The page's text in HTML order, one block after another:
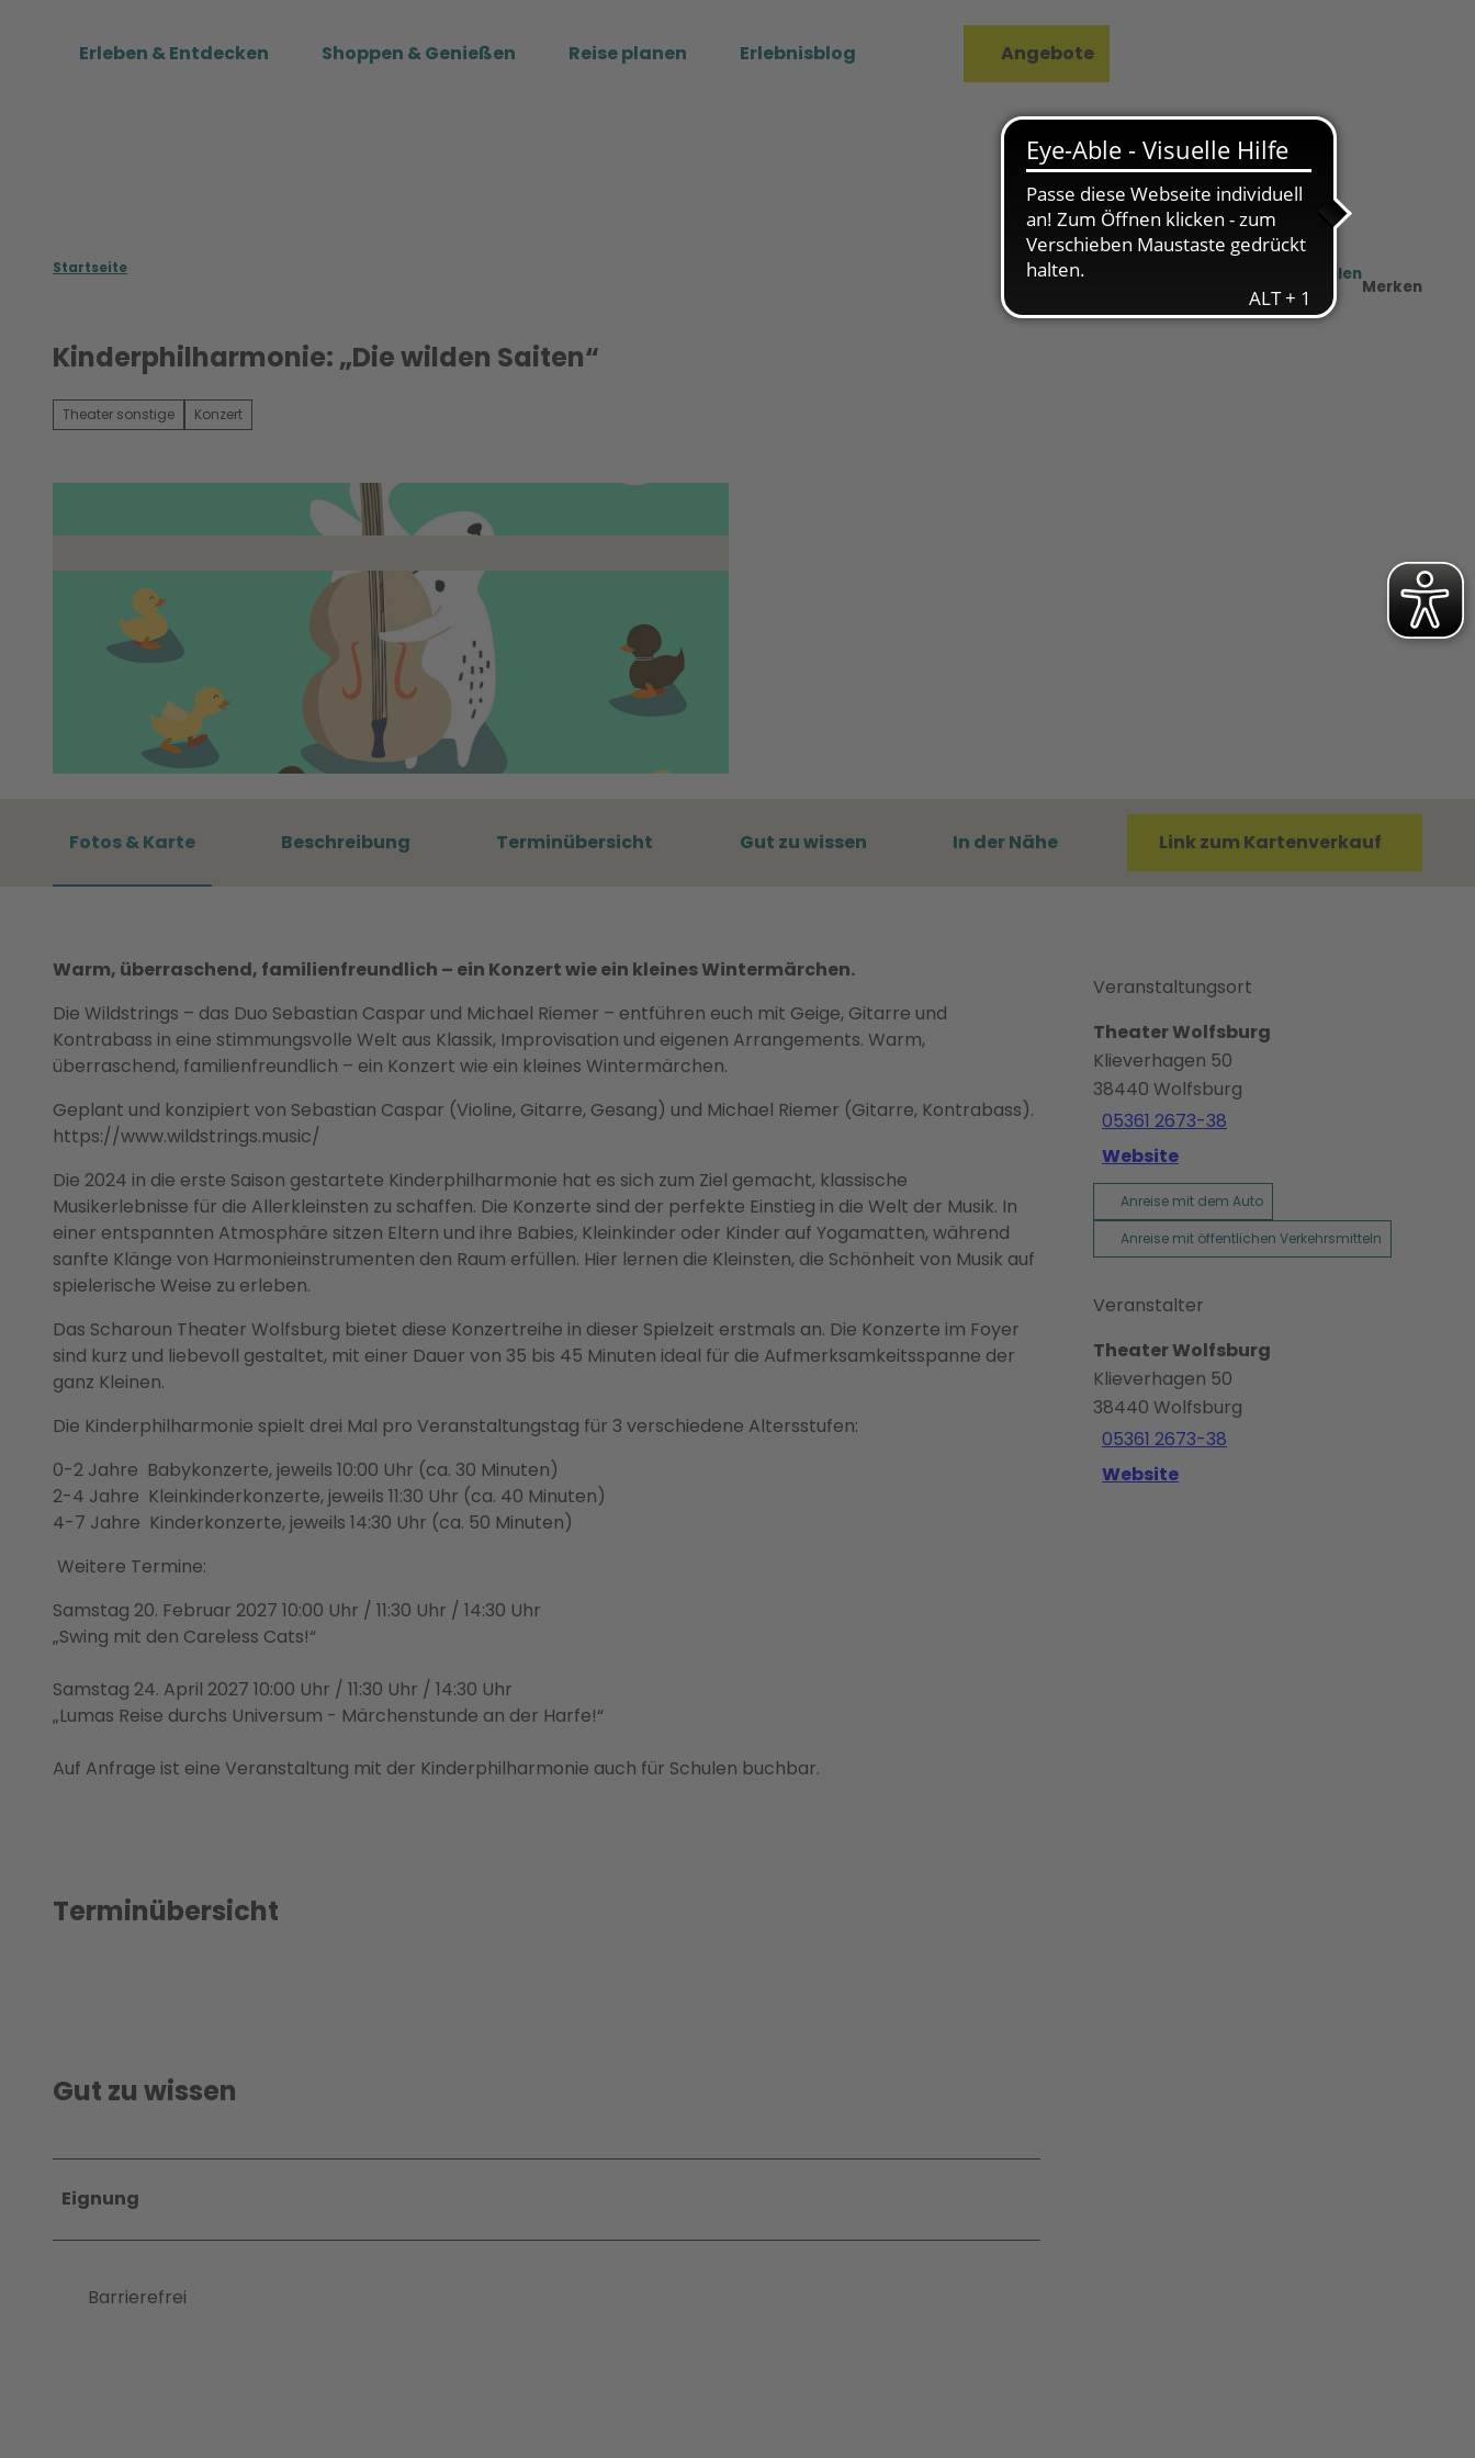
Erleben & Entdecken Shoppen & Genießen Reise planen Erlebnisblog Angebote
Startseite
PDF
Teilen
Merken
Kinderphilharmonie: „Die wilden Saiten“
Theater sonstige Konzert
Fotos & Karte Beschreibung Terminübersicht Gut zu wissen In der Nähe Link zum Kartenverkauf
Warm, überraschend, familienfreundlich – ein Konzert wie ein kleines Wintermärchen.
Die Wildstrings – das Duo Sebastian Caspar und Michael Riemer – entführen euch mit Geige, Gitarre und
Kontrabass in eine stimmungsvolle Welt aus Klassik, Improvisation und eigenen Arrangements. Warm,
überraschend, familienfreundlich – ein Konzert wie ein kleines Wintermärchen.
Geplant und konzipiert von Sebastian Caspar (Violine, Gitarre, Gesang) und Michael Riemer (Gitarre, Kontrabass).
https://www.wildstrings.music/
Die 2024 in die erste Saison gestartete Kinderphilharmonie hat es sich zum Ziel gemacht, klassische
Musikerlebnisse für die Allerkleinsten zu schaffen. Die Konzerte sind der perfekte Einstieg in die Welt der Musik. In
einer entspannten Atmosphäre sitzen Eltern und ihre Babies, Kleinkinder oder Kinder auf Yogamatten, während
sanfte Klänge von Harmonieinstrumenten den Raum erfüllen. Hier lernen die Kleinsten, die Schönheit von Musik auf
spielerische Weise zu erleben.
Das Scharoun Theater Wolfsburg bietet diese Konzertreihe in dieser Spielzeit erstmals an. Die Konzerte im Foyer
sind kurz und liebevoll gestaltet, mit einer Dauer von 35 bis 45 Minuten ideal für die Aufmerksamkeitsspanne der
ganz Kleinen.
Die Kinderphilharmonie spielt drei Mal pro Veranstaltungstag für 3 verschiedene Altersstufen:
0-2 Jahre Babykonzerte, jeweils 10:00 Uhr (ca. 30 Minuten)
2-4 Jahre Kleinkinderkonzerte, jeweils 11:30 Uhr (ca. 40 Minuten)
4-7 Jahre Kinderkonzerte, jeweils 14:30 Uhr (ca. 50 Minuten)
Weitere Termine:
Samstag 20. Februar 2027 10:00 Uhr / 11:30 Uhr / 14:30 Uhr
„Swing mit den Careless Cats!“
Samstag 24. April 2027 10:00 Uhr / 11:30 Uhr / 14:30 Uhr
„Lumas Reise durchs Universum - Märchenstunde an der Harfe!“
Auf Anfrage ist eine Veranstaltung mit der Kinderphilharmonie auch für Schulen buchbar.
Terminübersicht
Gut zu wissen
Eignung
Barrierefrei
Veranstaltungsort
Theater Wolfsburg
Klieverhagen 50
38440 Wolfsburg
05361 2673-38
Website
Anreise mit dem Auto
Anreise mit öffentlichen Verkehrsmitteln
Veranstalter
Theater Wolfsburg
Klieverhagen 50
38440 Wolfsburg
05361 2673-38
Website